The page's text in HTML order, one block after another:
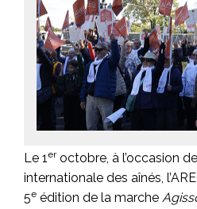
Le 1eroctobre, à l’occasion
internationale des aînés,
5e édition de la marche